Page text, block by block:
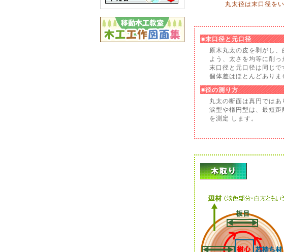
丸太径は末口径をい
■末口径と元口径
原木丸太の皮を剥がし
よう、太さを均等に削っ
末口径と元口径は同じで
個体差はほとんどありま
■径の測り方
丸太の断面は真円ではあ
涙型や楕円型は、最短距
を測定 します。